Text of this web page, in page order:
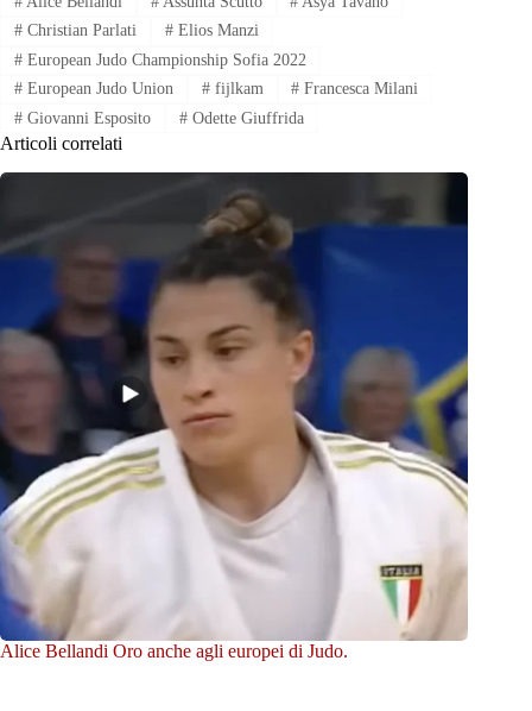
#Christian Parlati #Elios Manzi
#European Judo Championship Sofia 2022
#European Judo Union #fijlkam # Francesca Milani
#Giovanni Esposito #Odette Giuffrida
Articoli correlati
Alice Bellandi Oro anche agli europei di Judo.